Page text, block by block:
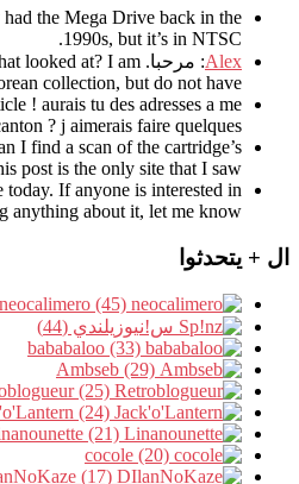
the Mega Drive back in the
1990s, but it’s in NTSC
.
Alex: مرحبا. looked at? I am
collection, but do not have..
! aurais tu des adresses a me
? j aimerais faire quelques..
I find a scan of the cartridge’s
post is the only site that I saw...
today. If anyone is interested in
anything about it, let me know.
ال + يتحدثوا
س!نيوزيلندي (44)